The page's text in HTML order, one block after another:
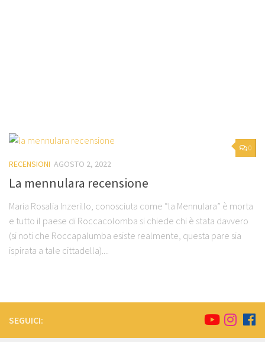
0
RECENSIONI AGOSTO 2, 2022
La mennulara recensione
Maria Rosalia Inzerillo, conosciuta come “la Mennulara” è morta
e tutto il paese di Roccacolomba si chiede chi è stata davvero
(si noti che Roccapalumba esiste realmente, questa pare sia
ispirata a tale cittadella)....
SEGUICI: